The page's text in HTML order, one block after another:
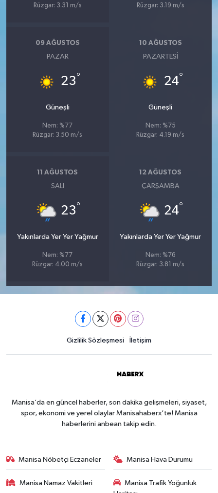
Rüzgar: 3.31 m/s
Rüzgar: 3.19 m/s
09 AĞUSTOS
PAZAR
23°
Güneşli
Nem: %77
Rüzgar: 3.50 m/s
10 AĞUSTOS
PAZARTESI
24°
Güneşli
Nem: %75
Rüzgar: 4.19 m/s
11 AĞUSTOS
SALI
23°
Yakınlarda Yer Yer Yağmur
Nem: %77
Rüzgar: 4.00 m/s
12 AĞUSTOS
ÇARŞAMBA
24°
Yakınlarda Yer Yer Yağmur
Nem: %76
Rüzgar: 3.81 m/s
Gizlilik Sözleşmesi İletişim
Manisa’da en güncel haberler, son dakika gelişmeleri, siyaset,
spor, ekonomi ve yerel olaylar Manisahaberx’te! Manisa
haberlerini anbean takip edin.
Manisa Nöbetçi Eczaneler Manisa Hava Durumu
Manisa Namaz Vakitleri
Manisa Trafik Yoğunluk